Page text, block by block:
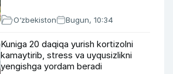
O‘zbekiston Bugun, 10:34
Kuniga 20 daqiqa yurish kortizolni
kamaytirib, stress va uyqusizlikni
yengishga yordam beradi